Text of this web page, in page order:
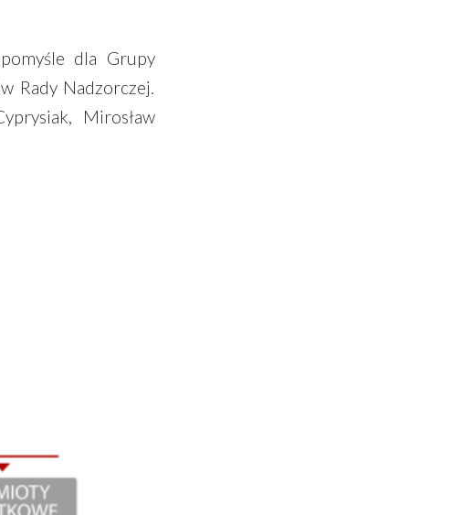
dla Grupy
Rady Nadzorczej.
Mirosław